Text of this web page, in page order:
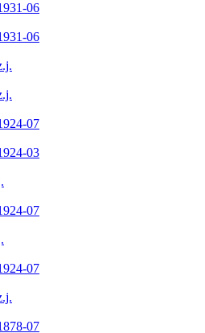
06
06
07
03
07
07
07